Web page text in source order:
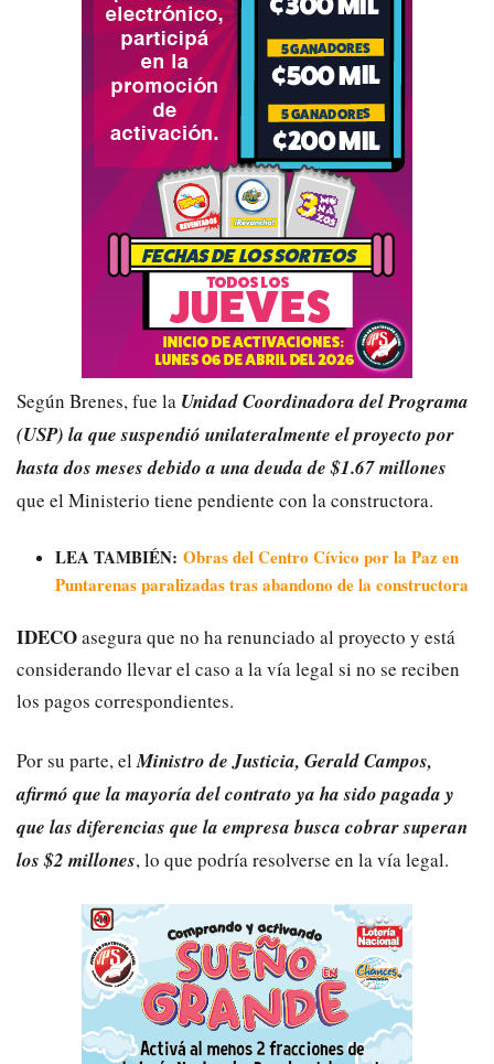
Según Brenes, fue la Unidad Coordinadora del Programa
(USP) la que suspendió unilateralmente el proyecto por
hasta dos meses debido a una deuda de $1.67 millones
que el Ministerio tiene pendiente con la constructora.
LEA TAMBIÉN: Obras del Centro Cívico por la Paz en
Puntarenas paralizadas tras abandono de la constructora
IDECOasegura que no ha renunciado al proyecto y está
considerando llevar el caso a la vía legal si no se reciben
los pagos correspondientes.
Por su parte, el Ministro de Justicia, Gerald Campos,
afirmó que la mayoría del contrato ya ha sido pagada y
que las diferencias que la empresa busca cobrar superan
los $2 millones, lo que podría resolverse en la vía legal.